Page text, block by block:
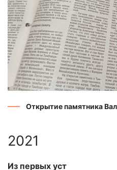
Открытие памятника
2021
Из первых уст